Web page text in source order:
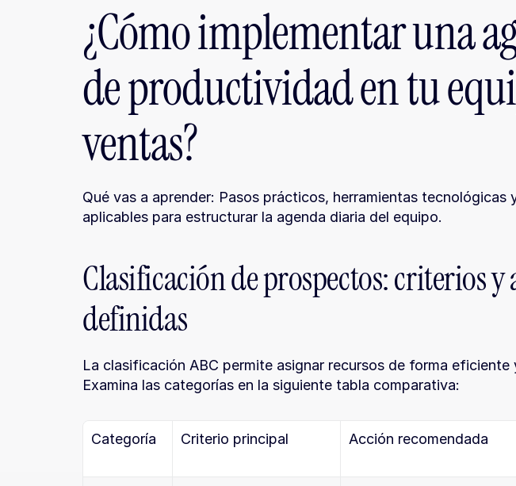
¿Cómo implementar una
de productividad en tu
ventas?
Qué vas a aprender: Pasos prácticos, herramientas tecnológicas
aplicables para estructurar la agenda diaria del equipo.
Clasificación de prospectos: criterios y
definidas
La clasificación ABC permite asignar recursos de forma eficiente
Examina las categorías en la siguiente tabla comparativa:
Categoría Criterio principal Acción recomendada